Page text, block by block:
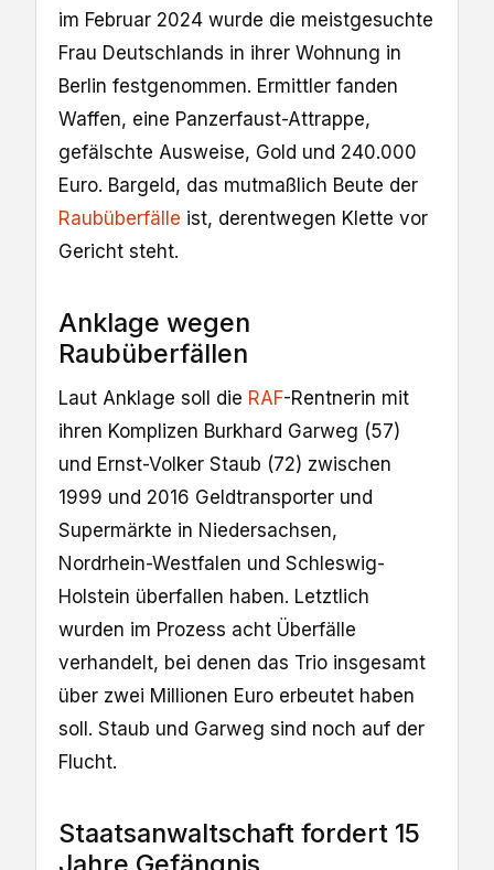
im Februar 2024 wurde die meistgesuchte
Frau Deutschlands in ihrer Wohnung in
Berlin festgenommen. Ermittler fanden
Waffen, eine Panzerfaust-Attrappe,
gefälschte Ausweise, Gold und 240.000
Euro. Bargeld, das mutmaßlich Beute der
Raubüberfälle ist, derentwegen Klette vor
Gericht steht.
Anklage wegen
Raubüberfällen
Laut Anklage soll die RAF-Rentnerin mit
ihren Komplizen Burkhard Garweg (57)
und Ernst-Volker Staub (72) zwischen
1999 und 2016 Geldtransporter und
Supermärkte in Niedersachsen,
Nordrhein-Westfalen und Schleswig-
Holstein überfallen haben. Letztlich
wurden im Prozess acht Überfälle
verhandelt, bei denen das Trio insgesamt
über zwei Millionen Euro erbeutet haben
soll. Staub und Garweg sind noch auf der
Flucht.
Staatsanwaltschaft fordert 15
Jahre Gefängnis